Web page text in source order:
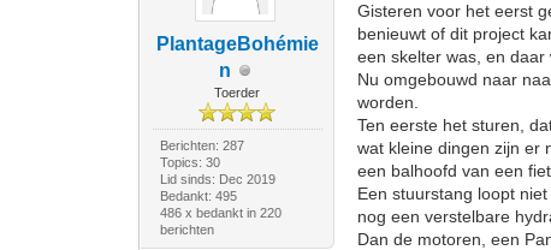
PlantageBohémie
n
Toerder
Berichten: 287
Topics: 30
Lid sinds: Dec 2019
Bedankt: 495
486 x bedankt in 220
berichten
Gisteren voor het eerst
benieuwt of dit project
een skelter was, en daar
Nu omgebouwd naar
worden.
Ten eerste het sturen,
wat kleine dingen zijn er
een balhoofd van een
Een stuurstang loopt
nog een verstelbare
Dan de motoren, een